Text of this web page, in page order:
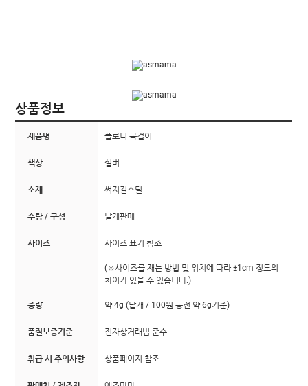
상품정보
제품명 플로니 목걸이
색상 실버
소재 써지컬스틸
수량 / 구성 낱개판매
사이즈 사이즈 표기 참조
(※사이즈를 재는 방법 및 위치에 따라 ±1cm 정도의
차이가 있을 수 있습니다.)
중량 약 4g (낱개 / 100원 동전 약 6g기준)
품질보증기준 전자상거래법 준수
취급 시 주의사항 상품페이지 참조